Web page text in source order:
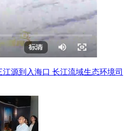
江源到入海口 长江流域生态环境司